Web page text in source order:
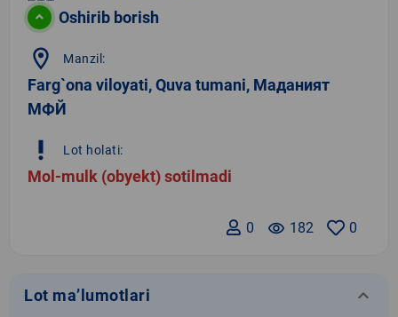
Oshirib borish
location_on Manzil:
Farg`ona viloyati, Quva tumani, Маданият
МФЙ
priority_high Lot holati:
Mol-mulk (obyekt) sotilmadi
0
remove_red_eye 182
0
Lot ma’lumotlari keyboard_arrow_down